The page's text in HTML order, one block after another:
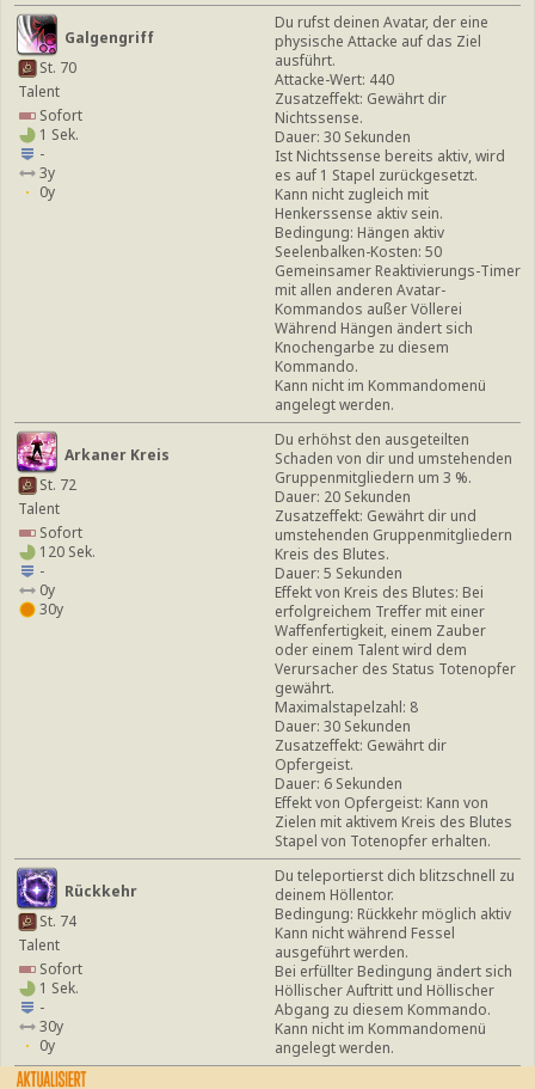
Galgengriff
St. 70
Talent
Sofort
1 Sek.
-
3y
0y
Du rufst deinen Avatar, der eine
physische Attacke auf das Ziel
ausführt.
Attacke-Wert: 440
Zusatzeffekt: Gewährt dir
Nichtssense.
Dauer: 30 Sekunden
Ist Nichtssense bereits aktiv, wird
es auf 1 Stapel zurückgesetzt.
Kann nicht zugleich mit
Henkerssense aktiv sein.
Bedingung: Hängen aktiv
Seelenbalken-Kosten: 50
Gemeinsamer Reaktivierungs-Timer
mit allen anderen Avatar-
Kommandos außer Völlerei
Während Hängen ändert sich
Knochengarbe zu diesem
Kommando.
Kann nicht im Kommandomenü
angelegt werden.
Arkaner Kreis
St. 72
Talent
Sofort
120 Sek.
-
0y
30y
Du erhöhst den ausgeteilten
Schaden von dir und umstehenden
Gruppenmitgliedern um 3 %.
Dauer: 20 Sekunden
Zusatzeffekt: Gewährt dir und
umstehenden Gruppenmitgliedern
Kreis des Blutes.
Dauer: 5 Sekunden
Effekt von Kreis des Blutes: Bei
erfolgreichem Treffer mit einer
Waffenfertigkeit, einem Zauber
oder einem Talent wird dem
Verursacher des Status Totenopfer
gewährt.
Maximalstapelzahl: 8
Dauer: 30 Sekunden
Zusatzeffekt: Gewährt dir
Opfergeist.
Dauer: 6 Sekunden
Effekt von Opfergeist: Kann von
Zielen mit aktivem Kreis des Blutes
Stapel von Totenopfer erhalten.
Rückkehr
St. 74
Talent
Sofort
1 Sek.
-
30y
0y
Du teleportierst dich blitzschnell zu
deinem Höllentor.
Bedingung: Rückkehr möglich aktiv
Kann nicht während Fessel
ausgeführt werden.
Bei erfüllter Bedingung ändert sich
Höllischer Auftritt und Höllischer
Abgang zu diesem Kommando.
Kann nicht im Kommandomenü
angelegt werden.